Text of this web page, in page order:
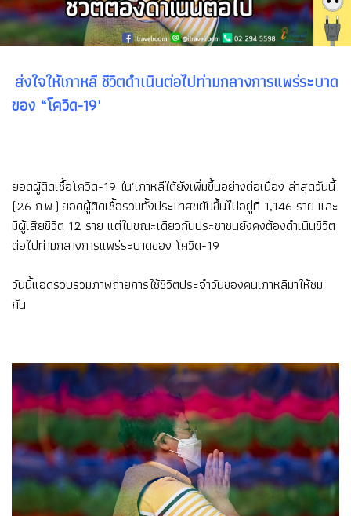
ส่งใจให้เกาหลี ชีวิตดำเนินต่อไปท่ามกลางการแพร่ระบาด
ของ “โควิด-19"
ยอดผู้ติดเชื้อโควิด-19 ใน‘เกาหลีใต้ยังเพิ่มขึ้นอย่างต่อเนื่อง ล่าสุดวันนี้
(26 ก.พ.) ยอดผู้ติดเชื้อรวมทั้งประเทศขยับขึ้นไปอยู่ที่ 1,146 ราย และ
มีผู้เสียชีวิต 12 ราย แต่ในขณะเดียวกันประชาชนยังคงต้องดำเนินชีวิต
ต่อไปท่ามกลางการแพร่ระบาดของ โควิด-19
วันนี้แอดรวบรวมภาพถ่ายการใช้ชีวิตประจำวันของคนเกาหลีมาให้ชม
กัน